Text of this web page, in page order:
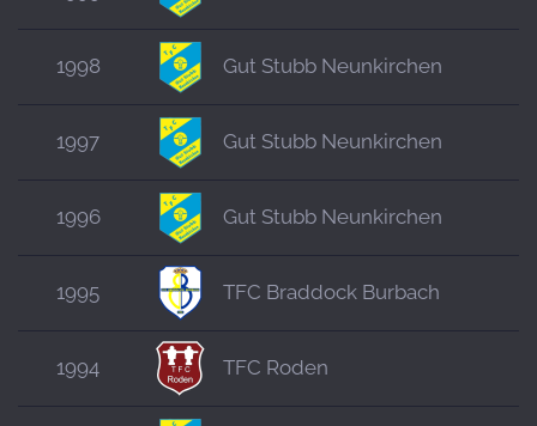
1998 Gut Stubb Neunkirchen
1997 Gut Stubb Neunkirchen
1996 Gut Stubb Neunkirchen
1995 TFC Braddock Burbach
1994 TFC Roden